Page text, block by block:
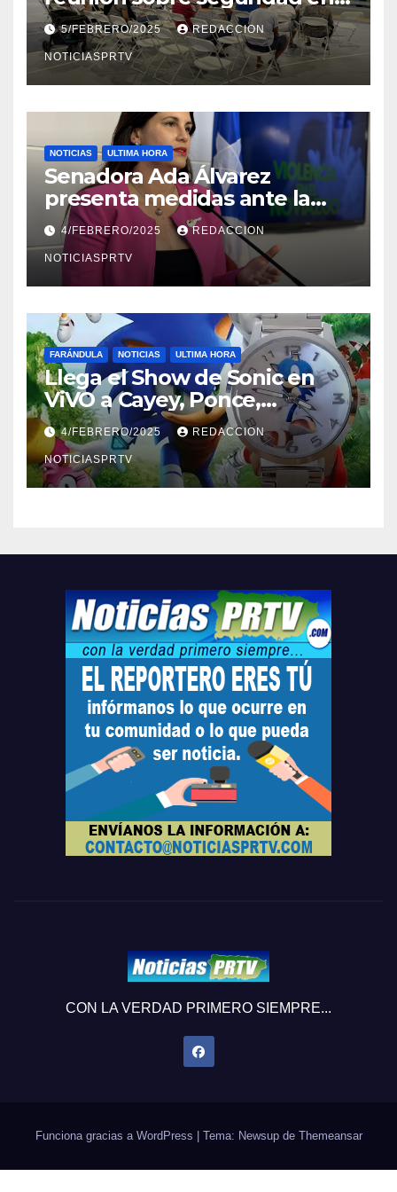
Reparto Metropolitano
5/FEBRERO/2025 REDACCION
NOTICIASPRTV
NOTICIAS ULTIMA HORA
Senadora Ada Álvarez
presenta medidas ante la
violencia en el noviazgo
4/FEBRERO/2025 REDACCION
NOTICIASPRTV
FARÁNDULA NOTICIAS ULTIMA HORA
Llega el Show de Sonic en
ViVO a Cayey, Ponce,
Barceloneta y Humacao,
Relojes gratis para el que
compre ahora….
4/FEBRERO/2025 REDACCION
NOTICIASPRTV
CON LA VERDAD PRIMERO SIEMPRE...
Funciona gracias a WordPress Tema: Newsup de Themeansar